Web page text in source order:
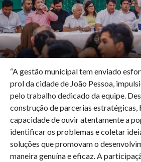
“A gestão municipal tem enviado
prol da cidade de João Pessoa,
pelo trabalho dedicado da equipe.
construção de parcerias estratégicas,
capacidade de ouvir atentamente a
identificar os problemas e coletar
soluções que promovam o
maneira genuína e eficaz. A